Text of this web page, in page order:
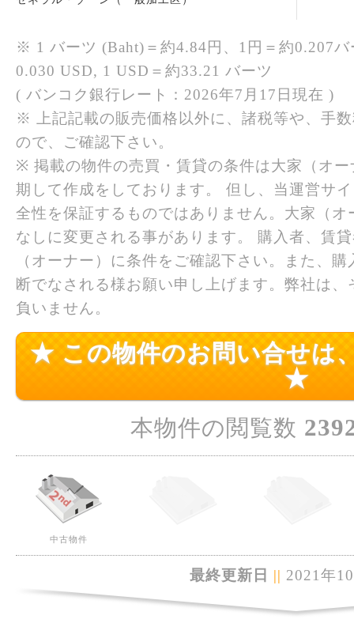
※ 1 バーツ (Baht)＝約4.84円、1円＝約0.207
0.030 USD, 1 USD＝約33.21 バーツ
( バンコク銀行レート：2026年7月17日現在 )
※ 上記記載の販売価格以外に、諸税等や、手
ので、ご確認下さい。
※ 掲載の物件の売買・賃貸の条件は大家（オ
期して作成をしております。 但し、当運営サ
全性を保証するものではありません。大家（
なしに変更される事があります。 購入者、賃
（オーナー）に条件をご確認下さい。また、
断でなされる様お願い申し上げます。弊社は
負いません。
★ この物件のお問い合せは
★
本物件の閲覧数
中古物件
最終更新日 || 2021年